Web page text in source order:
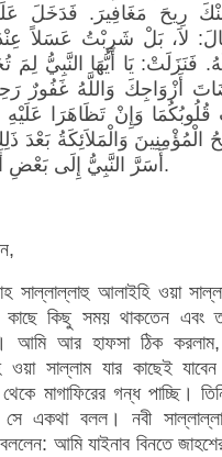
رِيحَ مَغَافِيرَ. فَدَخَلَ
لاَ، بَلْ شَرِبْتُ عَسَلاً
يَا أَيُّهَا النَّبِيُّ لِمَ
أَزْوَاجِكَ وَاللَّهُ غَفُورٌ
وَإِنْ تَظَاهَرَا عَلَيْهِ
الْمُؤْمِنِينَ وَالْمَلاَئِكَةُ بَعْدَ
أَسَرَّ النَّبِيُّ إِلَى بَعْضِ أَزْوَاجِهِ حَدِيثًا.
সাল্লাল্লাহু আলাইহি ওয়া
কাছে কিছু সময় থাকতেন এবং
আমি আর হাফসা ঠিক করলাম,
ওয়া সাল্লাম যার কাছেই
মাগাফিরের গন্ধ পাচ্ছি।
সে একথা বলল। নবী
আমি যাইনাব বিনতে